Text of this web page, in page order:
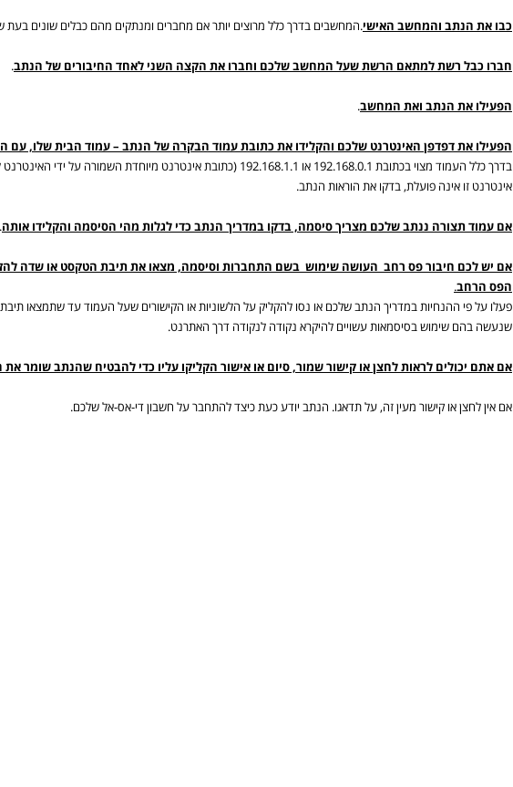
כבו את הנתב והמחשב האישי.המחשבים בדרך כלל מרוצים יותר אם מחברים ומנתקים מהם כבלים שונים בעת
חברו כבל רשת למתאם הרשת שעל המחשב שלכם וחברו את הקצה השני לאחד החיבורים של הנתב.
הפעילו את הנתב ואת המחשב.
הפעילו את דפדפן האינטרנט שלכם והקלידו את כתובת עמוד הבקרה של הנתב – עמוד הבית שלו, עם
בדרך כלל העמוד מצוי בכתובת 192.168.0.1 או 192.168.1.1 (כתובת אינטרנט
אינטרנט זו אינה פועלת, בדקו את הוראות הנתב.
אם עמוד תצורה ננתב שלכם מצריך סיסמה, בדקו במדריך הנתב כדי לגלות מהי הסיסמה והקלידו אותה.
אם יש לכם חיבור פס רחב העושה שימוש בשם התחברות וסיסמה, מצאו את תיבת הטקסט או שדה
הפס הרחב.
פעלו על פי ההנחיות במדריך הנתב שלכם או נסו להקליק על הלשוניות או הקישורים שעל העמוד עד שתמצאו
שנעשה בהם שימוש בסיסמאות עשויים להיקרא נקודה לנקודה דרך האתרנט.
אם אתם יכולים לראות לחצן או קישור שמור, סיום או אישור הקליקו עליו כדי להבטיח שהנתב שומר את
אם אין לחצן או קישור מעין זה, על תדאגו. הנתב יודע כעת כיצד להתחבר על חשבון די-אס-אל שלכם.